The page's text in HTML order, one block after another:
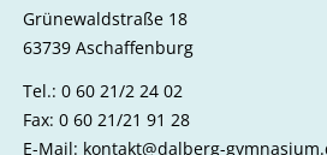
Grünewaldstraße 18
63739 Aschaffenburg
Tel.: 0 60 21/2 24 02
Fax: 0 60 21/21 91 28
E-Mail: kontakt@dalberg-